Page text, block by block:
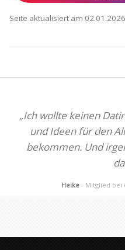
Seite aktualisiert am 02.01.2026
„Ich wollte keinen
und Ideen für den
bekommen. Und
Heike - Mitglied bei